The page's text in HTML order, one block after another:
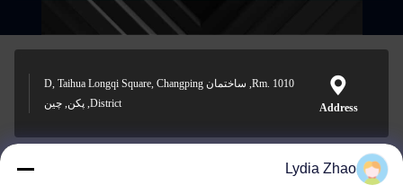
Address
Rm. 1010, ساختمان D, Taihua Longqi Square, Changping
District, پکن, چین
Lydia Zhao